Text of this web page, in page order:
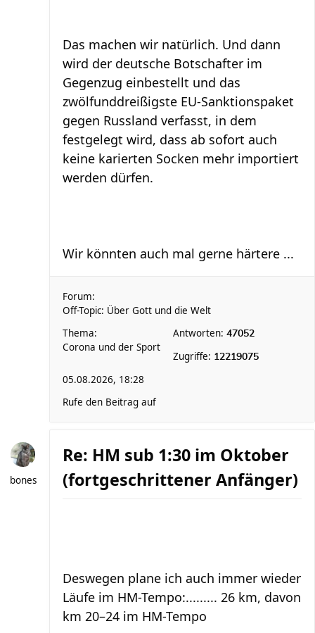
Das machen wir natürlich. Und dann
wird der deutsche Botschafter im
Gegenzug einbestellt und das
zwölfunddreißigste EU-Sanktionspaket
gegen Russland verfasst, in dem
festgelegt wird, dass ab sofort auch
keine karierten Socken mehr importiert
werden dürfen.
Wir könnten auch mal gerne härtere ...
Forum:
Off-Topic: Über Gott und die Welt
Thema:
Corona und der Sport
Antworten: 47052
Zugriffe: 12219075
05.08.2026, 18:28
Rufe den Beitrag auf
bones
Re: HM sub 1:30 im Oktober
(fortgeschrittener Anfänger)
Deswegen plane ich auch immer wieder
Läufe im HM-Tempo:......... 26 km, davon
km 20–24 im HM-Tempo